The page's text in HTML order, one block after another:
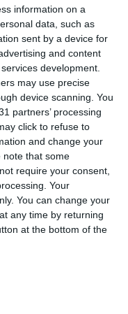
information on a
data, such as
sent by a device for
and content
development.
may use precise
device scanning. You
partners’ processing
click to refuse to
and change your
note that some
require your consent,
Your
You can change your
any time by returning
at the bottom of the
News